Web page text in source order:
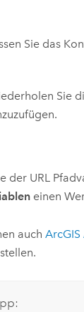
Sie das
Sie
der URL
einen
auch